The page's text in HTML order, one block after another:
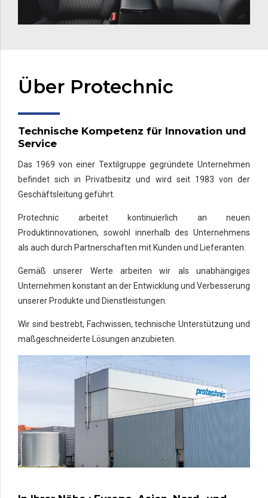
Über Protechnic
Technische Kompetenz für Innovation und
Service
Das 1969 von einer Textilgruppe gegründete Unternehmen
befindet sich in Privatbesitz und wird seit 1983 von der
Geschäftsleitung geführt.
Protechnic arbeitet kontinuierlich an neuen
Produktinnovationen, sowohl innerhalb des Unternehmens
als auch durch Partnerschaften mit Kunden und Lieferanten.
Gemäß unserer Werte arbeiten wir als unabhängiges
Unternehmen konstant an der Entwicklung und Verbesserung
unserer Produkte und Dienstleistungen.
Wir sind bestrebt, Fachwissen, technische Unterstützung und
maßgeschneiderte Lösungen anzubieten.